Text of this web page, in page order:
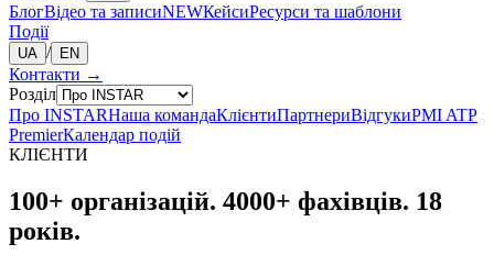
БлогВідео та записиNEWКейсиРесурси та шаблони
Події
UA / EN
Контакти →
Розділ
Про INSTARНаша командаКлієнтиПартнериВідгукиPMI ATP
PremierКалендар подій
КЛІЄНТИ
100+ організацій. 4000+ фахівців. 18
років.